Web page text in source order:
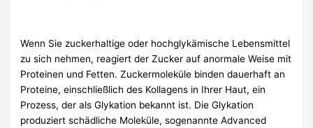
Wenn Sie zuckerhaltige oder hochglykämische Lebensmittel
zu sich nehmen, reagiert der Zucker auf anormale Weise mit
Proteinen und Fetten. Zuckermoleküle binden dauerhaft an
Proteine, einschließlich des Kollagens in Ihrer Haut, ein
Prozess, der als Glykation bekannt ist. Die Glykation
produziert schädliche Moleküle, sogenannte Advanced